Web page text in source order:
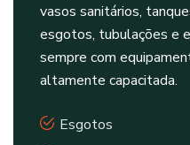
vasos sanitários,
esgotos, tubulações e
sempre com
altamente capacitada.
Esgotos